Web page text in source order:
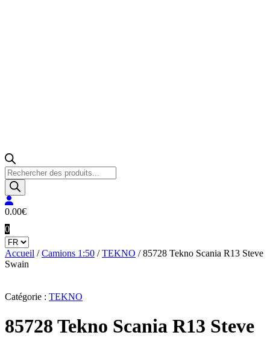
Recherche
de
produits
0.00€
0
Accueil /Camions 1:50 /TEKNO / 85728 Tekno Scania R13 Steve
Swain
Catégorie : TEKNO
85728 Tekno Scania R13 Steve